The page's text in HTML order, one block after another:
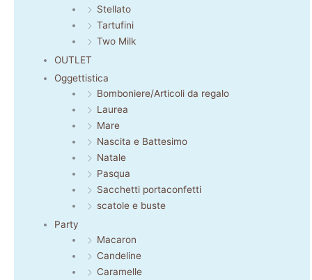
Stellato
Tartufini
Two Milk
OUTLET
Oggettistica
Bomboniere/Articoli da regalo
Laurea
Mare
Nascita e Battesimo
Natale
Pasqua
Sacchetti portaconfetti
scatole e buste
Party
Macaron
Candeline
Caramelle